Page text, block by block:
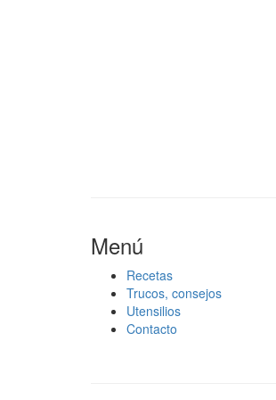
Menú
Recetas
Trucos, consejos
Utensilios
Contacto